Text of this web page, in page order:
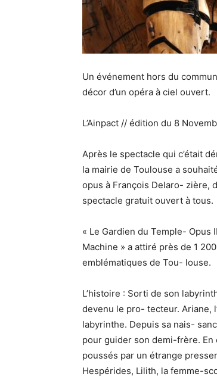
Un événement hors du
décor d’un opéra à ciel ouvert.
L’Ainpact // édition du 8
Après le spectacle qui c’était
la mairie de Toulouse a
opus à François Delaro- zière,
spectacle gratuit ouvert à tous.
« Le Gardien du Temple- Opus
Machine » a attiré près de 1
emblématiques de Tou- louse.
L’histoire : Sorti de son
devenu le pro- tecteur. Ariane,
labyrinthe. Depuis sa nais-
pour guider son demi-frère. En
poussés par un étrange
Hespérides, Lilith, la femme-